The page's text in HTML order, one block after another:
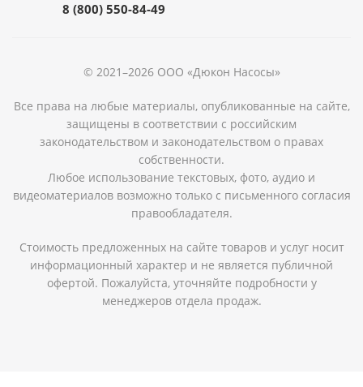
8 (800) 550-84-49
© 2021–2026 ООО «Дюкон Насосы»
Все права на любые материалы, опубликованные на сайте,
защищены в соответствии с российским
законодательством и законодательством о правах
собственности.
Любое использование текстовых, фото, аудио и
видеоматериалов возможно только с письменного согласия
правообладателя.
Стоимость предложенных на сайте товаров и услуг носит
информационный характер и не является публичной
офертой. Пожалуйста, уточняйте подробности у
менеджеров отдела продаж.